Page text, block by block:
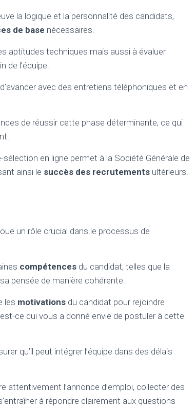
la logique et la personnalité des candidats,
de base nécessaires.
aptitudes techniques mais aussi à évaluer
de l’équipe.
avec des entretiens téléphoniques et en
de réussir cette phase déterminante, ce qui
en ligne permet à la Société Générale de
ainsi le succès des recrutements ultérieurs.
un rôle crucial dans le processus de
compétences du candidat, telles que la
pensée de manière cohérente.
les motivations du candidat pour rejoindre
ce qui vous a donné envie de postuler à cette
qu’il peut intégrer l’équipe dans des délais
attentivement l’annonce d’emploi, collecter des
à répondre clairement aux questions